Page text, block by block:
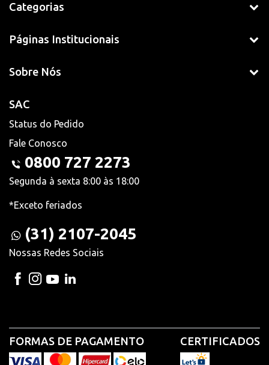
Categorias
Páginas Institucionais
Sobre Nós
SAC
Status do Pedido
Fale Conosco
0800 727 2273
Segunda à sexta 8:00 às 18:00
*Exceto feriados
(31) 2107-2045
Nossas Redes Sociais
FORMAS DE PAGAMENTO CERTIFICADOS